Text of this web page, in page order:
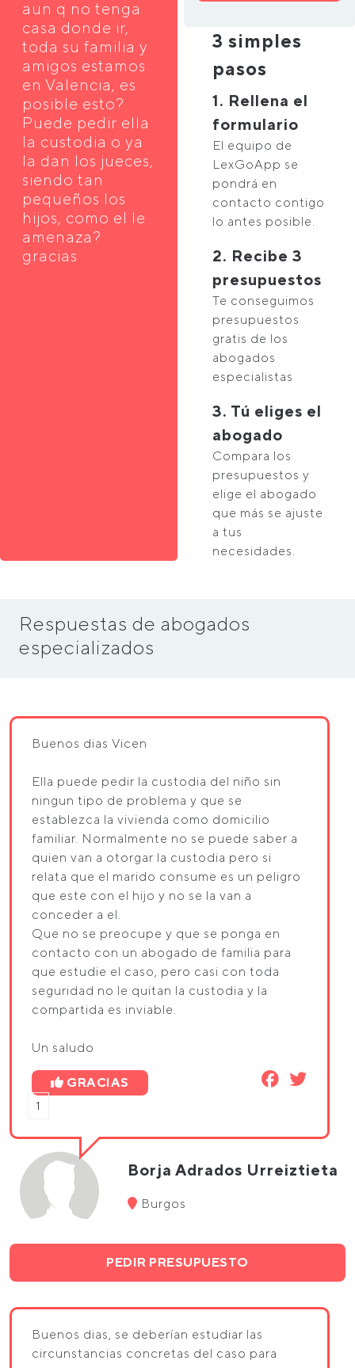
aun q no tenga
casa donde ir,
toda su familia y
amigos estamos
en Valencia, es
posible esto?
Puede pedir ella
la custodia o ya
la dan los jueces,
siendo tan
pequeños los
hijos, como el le
amenaza?
gracias
3 simples
pasos
1. Rellena el
formulario
El equipo de
LexGoApp se
pondrá en
contacto contigo
lo antes posible.
2. Recibe 3
presupuestos
Te conseguimos
presupuestos
gratis de los
abogados
especialistas
3. Tú eliges el
abogado
Compara los
presupuestos y
elige el abogado
que más se ajuste
a tus
necesidades.
Respuestas de abogados
especializados
Buenos dias Vicen
Ella puede pedir la custodia del niño sin
ningun tipo de problema y que se
establezca la vivienda como domicilio
familiar. Normalmente no se puede saber a
quien van a otorgar la custodia pero si
relata que el marido consume es un peligro
que este con el hijo y no se la van a
conceder a el.
Que no se preocupe y que se ponga en
contacto con un abogado de familia para
que estudie el caso, pero casi con toda
seguridad no le quitan la custodia y la
compartida es inviable.
Un saludo
GRACIAS
1
Borja Adrados Urreiztieta
Burgos
PEDIR PRESUPUESTO
Buenos dias, se deberían estudiar las
circunstancias concretas del caso para